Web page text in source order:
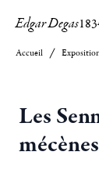
Edgar Degas
Accueil
Les
mécènes